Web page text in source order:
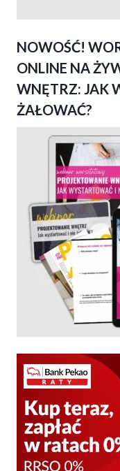
NOWOŚĆ!
ONLINE NA
WNĘTRZ: JAK
ŻAŁOWAĆ?